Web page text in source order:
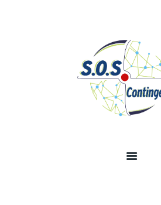
INICIO
SOBRE NOSOTROS
SERVICIOS
TECNOLOGÍA SEGURIDAD